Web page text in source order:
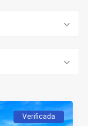
Verificada